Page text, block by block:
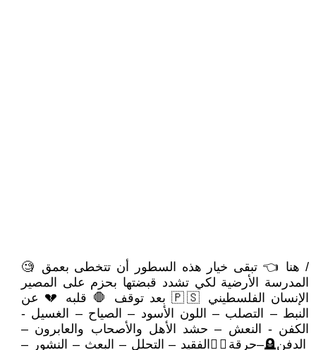
/ هنا 👈 تبقى خيار هذه السطور أن تتخطى بعمق 🧐
المدرسة الأرضية لكي تشدد قبضتها بحزم على المصير
الإنسان الفلسطيني 🇵🇸 بعد توقف 🛑 قلبه 💔 عن
النبط – التصلب – اللون الأسود – الصياح – الغسيل -
الكفن - النعش – حشد الأهل والأصحاب والعابرون –
الدفن🪦–حرقة❤‍🔥الفقيد – التحلل – البعث – النشور –